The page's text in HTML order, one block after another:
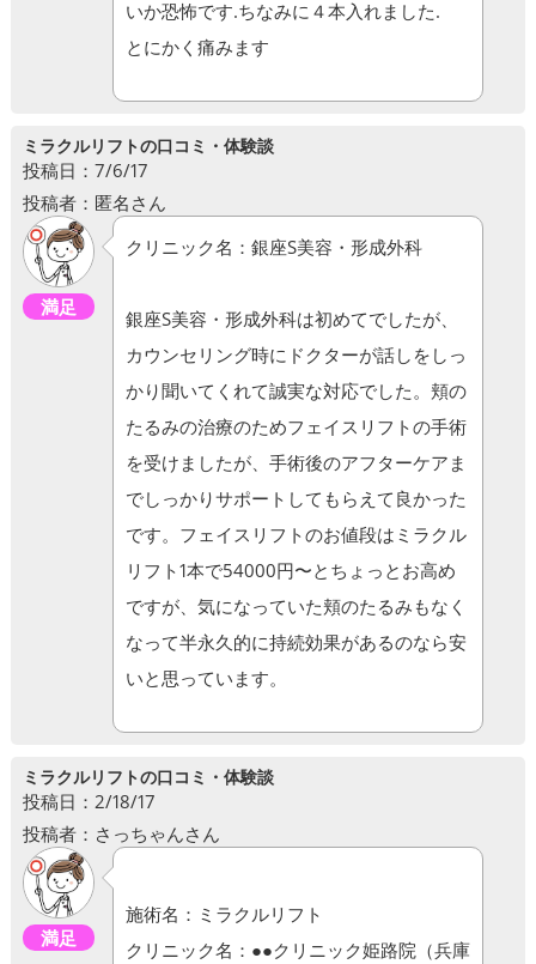
いか恐怖です.ちなみに４本入れました.
とにかく痛みます
ミラクルリフトの口コミ・体験談
投稿日：7/6/17
投稿者：匿名さん
満足
クリニック名：銀座S美容・形成外科
銀座S美容・形成外科は初めてでしたが、
カウンセリング時にドクターが話しをしっ
かり聞いてくれて誠実な対応でした。頬の
たるみの治療のためフェイスリフトの手術
を受けましたが、手術後のアフターケアま
でしっかりサポートしてもらえて良かった
です。フェイスリフトのお値段はミラクル
リフト1本で54000円〜とちょっとお高め
ですが、気になっていた頬のたるみもなく
なって半永久的に持続効果があるのなら安
いと思っています。
ミラクルリフトの口コミ・体験談
投稿日：2/18/17
投稿者：さっちゃんさん
満足
施術名：ミラクルリフト
クリニック名：●●クリニック姫路院（兵庫